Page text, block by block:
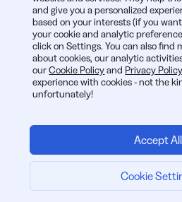
dans le monde.
Je me
and give you a personalized
based on your interests (if you
your cookie and analytic
click on Settings. You can also find
about cookies, our analytic
ourCookie Policyand Privacy Policy
experience with cookies - not the
unfortunately!
Cookie
Accept All